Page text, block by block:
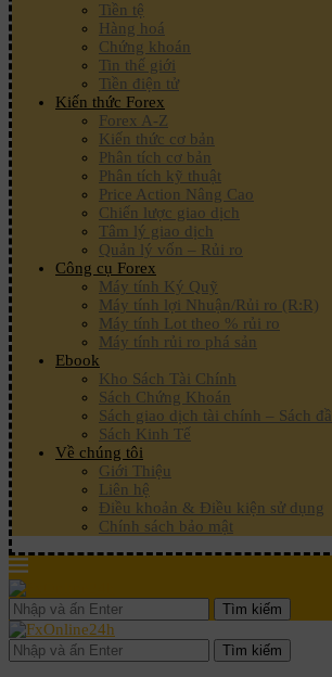
Tiền tệ
Hàng hoá
Chứng khoán
Tin thế giới
Tiền điện tử
Kiến thức Forex
Forex A-Z
Kiến thức cơ bản
Phân tích cơ bản
Phân tích kỹ thuật
Price Action Nâng Cao
Chiến lược giao dịch
Tâm lý giao dịch
Quản lý vốn – Rủi ro
Công cụ Forex
Máy tính Ký Quỹ
Máy tính lợi Nhuận/Rủi ro (R:R)
Máy tính Lot theo % rủi ro
Máy tính rủi ro phá sản
Ebook
Kho Sách Tài Chính
Sách Chứng Khoán
Sách giao dịch tài chính – Sách
Sách Kinh Tế
Về chúng tôi
Giới Thiệu
Liên hệ
Điều khoản & Điều kiện sử dụng
Chính sách bảo mật
Tìm kiếm
Tìm kiếm